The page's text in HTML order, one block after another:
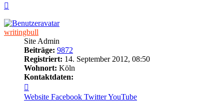
writingbull
Site Admin
Beiträge: 9872
Registriert: 14. September 2012, 08:50
Wohnort: Köln
Kontaktdaten:
von
writingbull
Website Facebook TwitterYouTube